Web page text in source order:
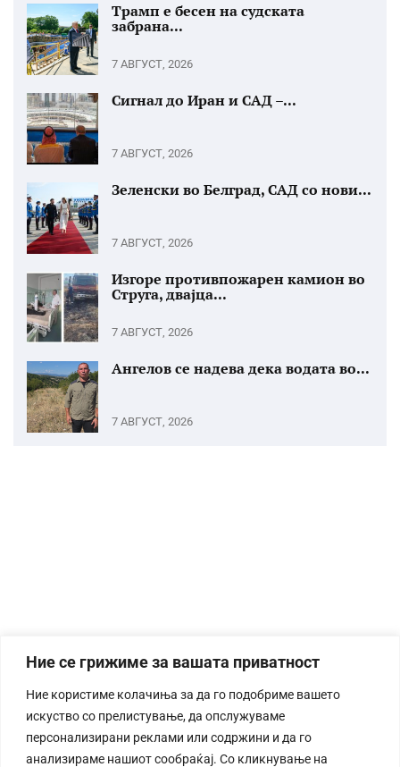
Ние се грижиме за вашата приватност
Ние користиме колачиња за да го подобриме вашето
искуство со прелистување, да опслужуваме
персонализирани реклами или содржини и да го
анализираме нашиот сообраќај. Со кликнување на
Трамп е бесен на судската
забрана...
7 АВГУСТ, 2026
Сигнал до Иран и САД –...
7 АВГУСТ, 2026
Зеленски во Белград, САД со нови...
7 АВГУСТ, 2026
Изгоре противпожарен камион во
Струга, двајца...
7 АВГУСТ, 2026
Ангелов се надева дека водата во...
7 АВГУСТ, 2026